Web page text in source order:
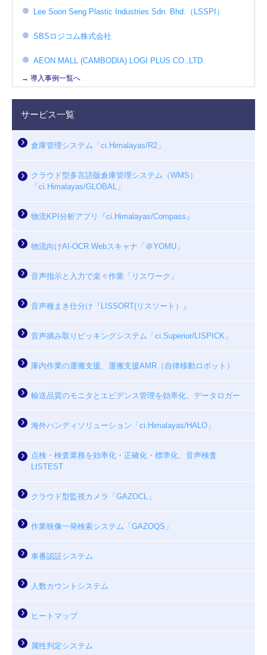
Lee Soon Seng Plastic Industries Sdn. Bhd.（LSSPI）
SBSロジコム株式会社
AEON MALL (CAMBODIA) LOGI PLUS CO.,LTD.
→ 導入事例一覧へ
サービス一覧
倉庫管理システム「ci.Himalayas/R2」
クラウド型多言語版倉庫管理システム（WMS）
「ci.Himalayas/GLOBAL」
物流KPI分析アプリ『ci.Himalayas/Compass』
物流向けAI-OCR Webスキャナ「＠YOMU」
音声指示と入力で楽々作業「リスワーク」
音声種まき仕分け『LISSORT(リスソート）』
音声摘み取りピッキングシステム「ci.Superior/LISPICK」
庫内作業の運搬支援、運搬支援AMR（自律移動ロボット）
輸送品質のモニタとエビデンス管理を効率化、データロガー
海外ハンディソリューション「ci.Himalayas/HALO」
点検・検査業務を効率化・正確化・標準化、音声検査
LISTEST
クラウド型監視カメラ「GAZOCL」
作業映像一発検索システム「GAZOQS」
車番認証システム
人数カウントシステム
ヒートマップ
属性判定システム